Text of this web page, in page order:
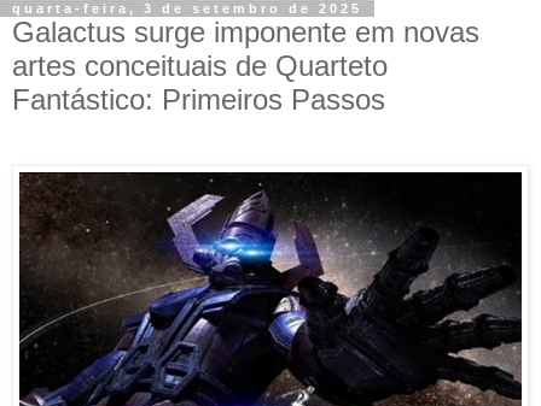
quarta-feira, 3 de setembro de 2025
Galactus surge imponente em novas
artes conceituais de Quarteto
Fantástico: Primeiros Passos